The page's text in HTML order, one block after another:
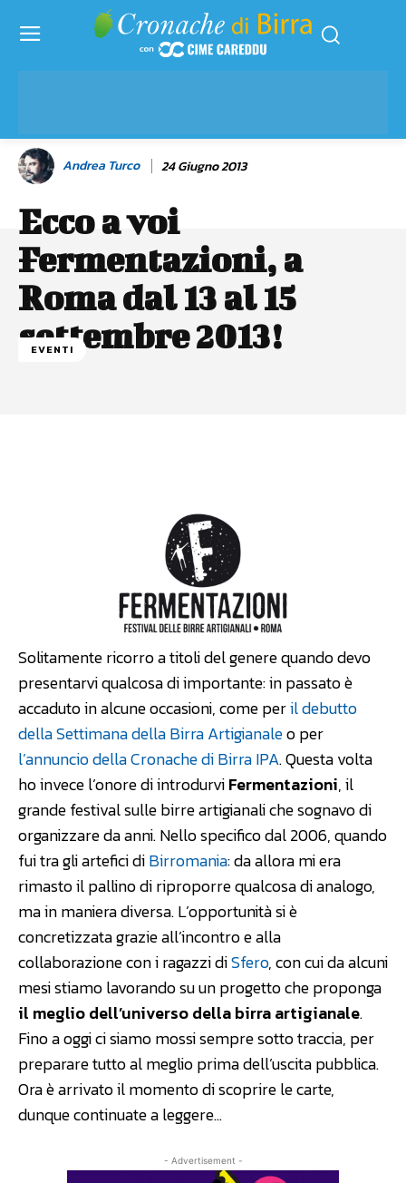
Andrea Turco 24 Giugno 2013
Ecco a voi
Fermentazioni, a
Roma dal 13 al 15
settembre 2013!
EVENTI
Solitamente ricorro a titoli del genere quando devo
presentarvi qualcosa di importante: in passato è
accaduto in alcune occasioni, come peril debutto
della Settimana della Birra Artigianaleo per
l’annuncio della Cronache di Birra IPA. Questa volta
ho invece l’onore di introdurviFermentazioni, il
grande festival sulle birre artigianali che sognavo di
organizzare da anni. Nello specifico dal 2006, quando
fui tra gli artefici diBirromania: da allora mi era
rimasto il pallino di riproporre qualcosa di analogo,
ma in maniera diversa. L’opportunità si è
concretizzata grazie all’incontro e alla
collaborazione con i ragazzi diSfero, con cui da alcuni
mesi stiamo lavorando su un progetto che proponga
il meglio dell’universo della birra artigianale.
Fino a oggi ci siamo mossi sempre sotto traccia, per
preparare tutto al meglio prima dell’uscita pubblica.
Ora è arrivato il momento di scoprire le carte,
dunque continuate a leggere…
- Advertisement -